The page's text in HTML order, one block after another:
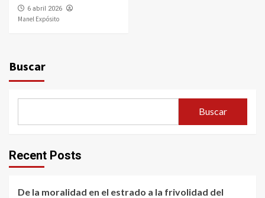
6 abril 2026
Manel Expósito
Buscar
Buscar
Recent Posts
De la moralidad en el estrado a la frivolidad del